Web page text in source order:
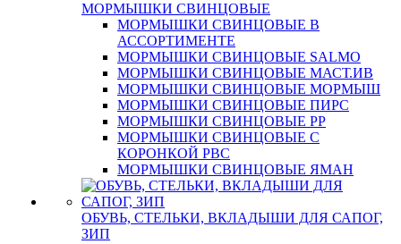
МОРМЫШКИ СВИНЦОВЫЕ
МОРМЫШКИ СВИНЦОВЫЕ В
АССОРТИМЕНТЕ
МОРМЫШКИ СВИНЦОВЫЕ SALMO
МОРМЫШКИ СВИНЦОВЫЕ МАСТ.ИВ
МОРМЫШКИ СВИНЦОВЫЕ МОРМЫШ
МОРМЫШКИ СВИНЦОВЫЕ ПИРС
МОРМЫШКИ СВИНЦОВЫЕ РР
МОРМЫШКИ СВИНЦОВЫЕ С
КОРОНКОЙ РВС
МОРМЫШКИ СВИНЦОВЫЕ ЯМАН
ОБУВЬ, СТЕЛЬКИ, ВКЛАДЫШИ ДЛЯ САПОГ,
ЗИП